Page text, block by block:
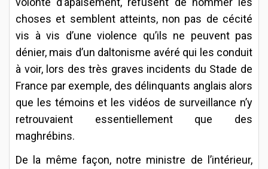
choses et semblent atteints, non pas de cécité
vis à vis d’une violence qu’ils ne peuvent pas
dénier, mais d’un daltonisme avéré qui les conduit
à voir, lors des très graves incidents du Stade de
France par exemple, des délinquants anglais alors
que les témoins et les vidéos de surveillance n’y
retrouvaient essentiellement que des
maghrébins.
De la même façon, notre ministre de l’intérieur,